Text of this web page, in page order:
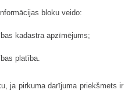
bloku veido:
kadastra apzīmējums;
platība.
ja pirkuma darījuma priekšmets ir